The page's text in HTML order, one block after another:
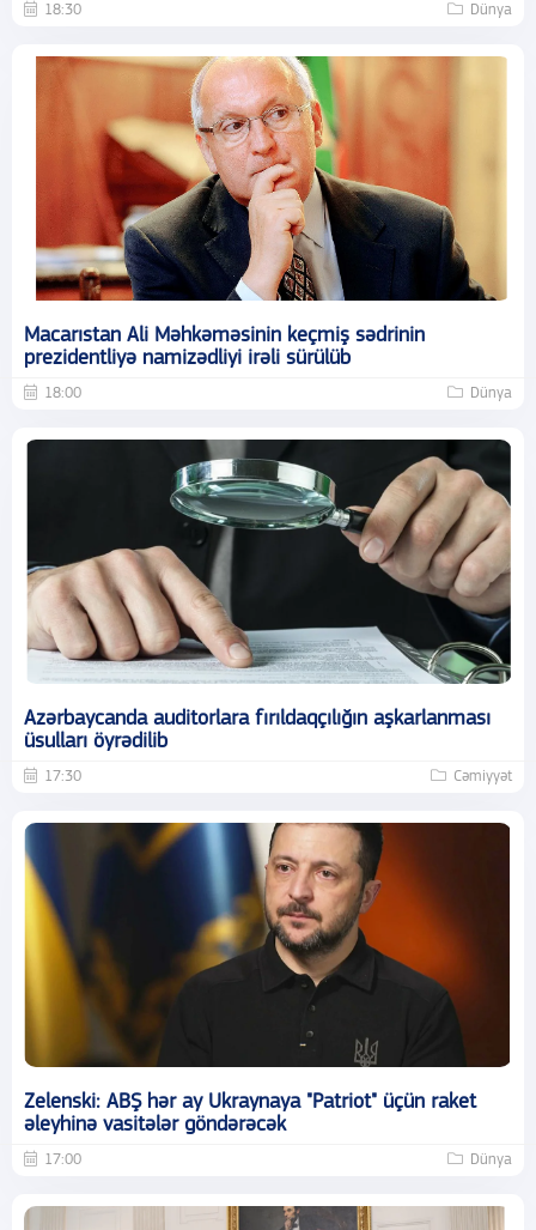
18:30 Dünya
Macarıstan Ali Məhkəməsinin keçmiş sədrinin
prezidentliyə namizədliyi irəli sürülüb
18:00 Dünya
Azərbaycanda auditorlara fırıldaqçılığın aşkarlanması
üsulları öyrədilib
17:30 Cəmiyyət
Zelenski: ABŞ hər ay Ukraynaya "Patriot" üçün raket
əleyhinə vasitələr göndərəcək
17:00 Dünya